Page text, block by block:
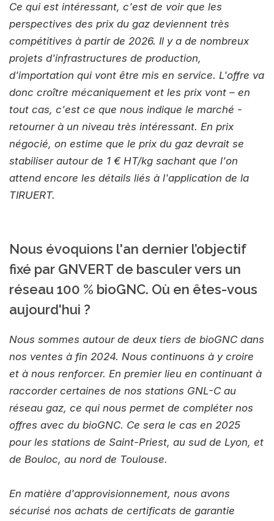
Ce qui est intéressant, c'est de voir que les
perspectives des prix du gaz deviennent très
compétitives à partir de 2026. Il y a de nombreux
projets d'infrastructures de production,
d'importation qui vont être mis en service. L'offre va
donc croître mécaniquement et les prix vont – en
tout cas, c'est ce que nous indique le marché -
retourner à un niveau très intéressant. En prix
négocié, on estime que le prix du gaz devrait se
stabiliser autour de 1 € HT/kg sachant que l'on
attend encore les détails liés à l'application de la
TIRUERT.
Nous évoquions l'an dernier l’objectif
fixé par GNVERT de basculer vers un
réseau 100 % bioGNC. Où en êtes-vous
aujourd'hui ?
Nous sommes autour de deux tiers de bioGNC dans
nos ventes à fin 2024. Nous continuons à y croire
et à nous renforcer. En premier lieu en continuant à
raccorder certaines de nos stations GNL-C au
réseau gaz, ce qui nous permet de compléter nos
offres avec du bioGNC. Ce sera le cas en 2025
pour les stations de Saint-Priest, au sud de Lyon, et
de Bouloc, au nord de Toulouse.
En matière d'approvisionnement, nous avons
sécurisé nos achats de certificats de garantie